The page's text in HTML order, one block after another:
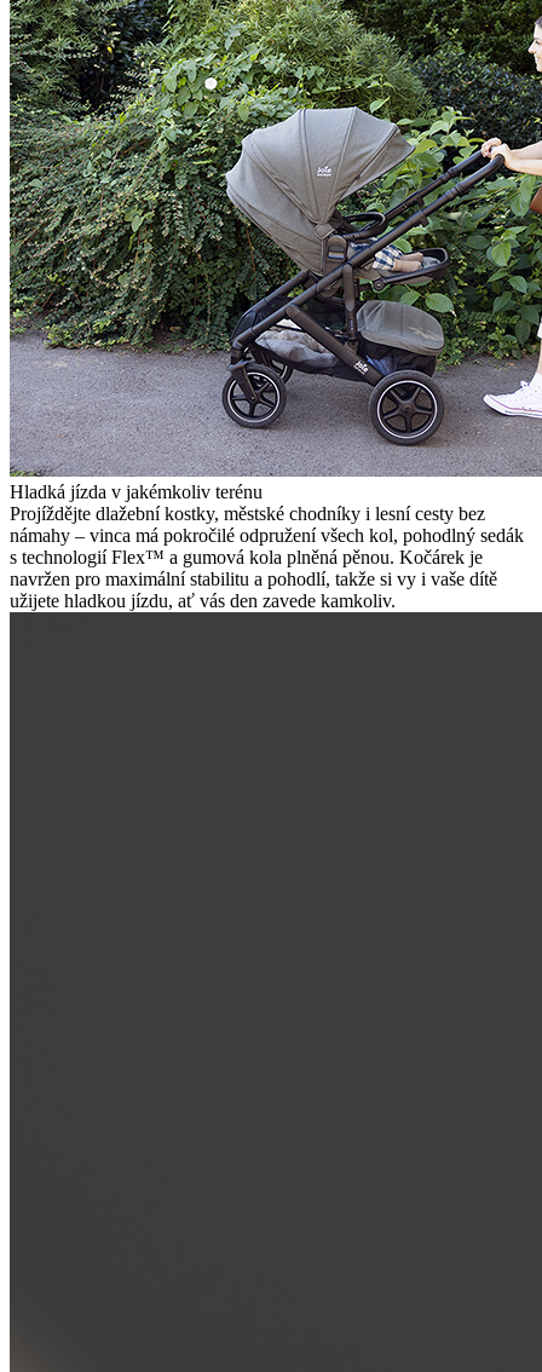
Hladká jízda v jakémkoliv terénu
Projíždějte dlažební kostky, městské chodníky i lesní cesty bez
námahy – vinca má pokročilé odpružení všech kol, pohodlný sedák
s technologií Flex™ a gumová kola plněná pěnou. Kočárek je
navržen pro maximální stabilitu a pohodlí, takže si vy i vaše dítě
užijete hladkou jízdu, ať vás den zavede kamkoliv.